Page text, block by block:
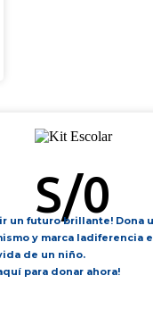
S/0
un futuro brillante! Dona
y marca ladiferencia
de un niño.
para donar ahora!